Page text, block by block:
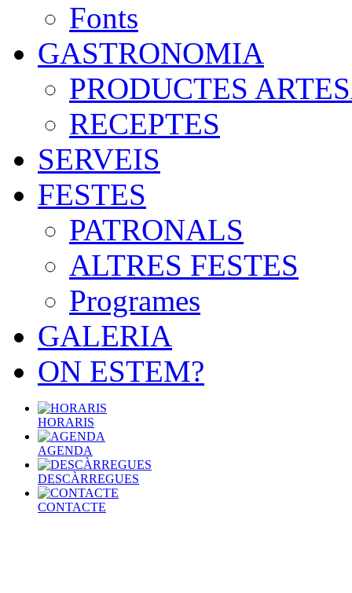
Fonts
GASTRONOMIA
PRODUCTES
RECEPTES
SERVEIS
FESTES
PATRONALS
ALTRES FESTES
Programes
GALERIA
ON ESTEM?
HORARIS
AGENDA
DESCÀRREGUES
CONTACTE